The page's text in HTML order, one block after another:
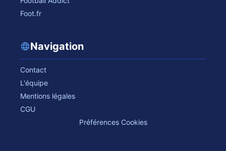
Foot.fr
Navigation
Contact
L'équipe
Mentions légales
CGU
Préférences Cookies